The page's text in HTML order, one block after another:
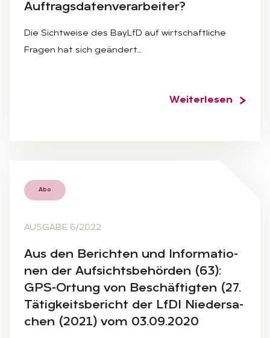
Auf­trags­da­ten­ver­ar­bei­ter?
Die Sichtweise des BayLfD auf wirtschaftliche
Fragen hat sich geändert…
Weiterlesen
Abo
AUSGABE 6/2022
Aus den Be­rich­ten und In­for­ma­tio­
nen der Auf­sichts­be­hör­den (63):
GPS-Or­tung von Be­schäf­tig­ten (27.
Tä­tig­keits­be­richt der LfDI Nie­der­sa­
chen (2021) vom 03.09.2020